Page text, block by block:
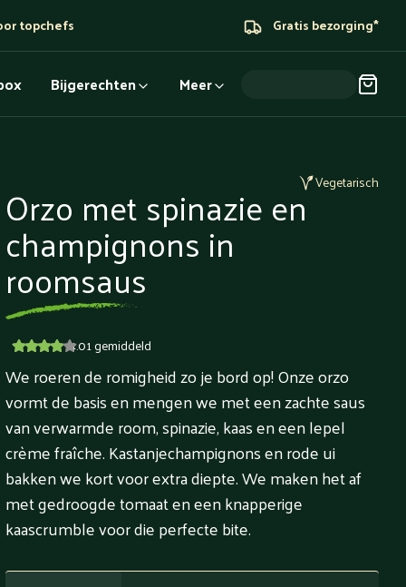
topchefs Gratis bezorging*
Bijgerechten Meer
Orzo met spinazie en
champignons in
roomsaus
4.01gemiddeld
We roeren de romigheid zo je bord op! Onze orzo
vormt de basis en mengen we met een zachte saus
van verwarmde room, spinazie, kaas en een lepel
crème fraîche. Kastanjechampignons en rode ui
bakken we kort voor extra diepte. We maken het af
met gedroogde tomaat en een knapperige
kaascrumble voor die perfecte bite.
Vegetarisch